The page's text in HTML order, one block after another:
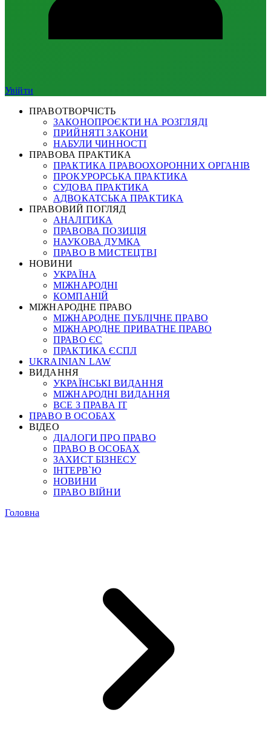
Увійти
ПРАВОТВОРЧІСТЬ
ЗАКОНОПРОЄКТИ НА РОЗГЛЯДІ
ПРИЙНЯТІ ЗАКОНИ
НАБУЛИ ЧИННОСТІ
ПРАВОВА ПРАКТИКА
ПРАКТИКА ПРАВООХОРОННИХ ОРГАНІВ
ПРОКУРОРСЬКА ПРАКТИКА
СУДОВА ПРАКТИКА
АДВОКАТСЬКА ПРАКТИКА
ПРАВОВИЙ ПОГЛЯД
АНАЛІТИКА
ПРАВОВА ПОЗИЦІЯ
НАУКОВА ДУМКА
ПРАВО В МИСТЕЦТВІ
НОВИНИ
УКРАЇНА
МІЖНАРОДНІ
КОМПАНІЙ
МІЖНАРОДНЕ ПРАВО
МІЖНАРОДНЕ ПУБЛІЧНЕ ПРАВО
МІЖНАРОДНЕ ПРИВАТНЕ ПРАВО
ПРАВО ЄС
ПРАКТИКА ЄСПЛ
UKRAINIAN LAW
ВИДАННЯ
УКРАЇНСЬКІ ВИДАННЯ
МІЖНАРОДНІ ВИДАННЯ
ВСЕ З ПРАВА ІТ
ПРАВО В ОСОБАХ
ВІДЕО
ДІАЛОГИ ПРО ПРАВО
ПРАВО В ОСОБАХ
ЗАХИСТ БІЗНЕСУ
ІНТЕРВ`Ю
НОВИНИ
ПРАВО ВІЙНИ
Головна